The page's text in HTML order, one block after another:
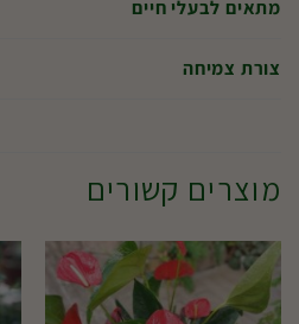
מתאים לבעלי חיים
צורת צמיחה
מוצרים קשורים